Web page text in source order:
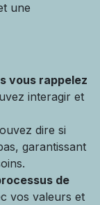
une
vous rappelez
interagir et
dire si
garantissant
de
vos valeurs et